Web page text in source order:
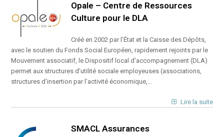
Opale – Centre de Ressources
Culture pour le DLA
Créé en 2002 par l’État et la Caisse des Dépôts,
avec le soutien du Fonds Social Européen, rapidement rejoints par le
Mouvement associatif, le Dispositif local d’accompagnement (DLA)
permet aux structures d’utilité sociale employeuses (associations,
structures d’insertion par l’activité économique,…
Lire la suite
SMACL Assurances